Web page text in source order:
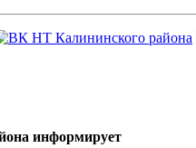
информирует